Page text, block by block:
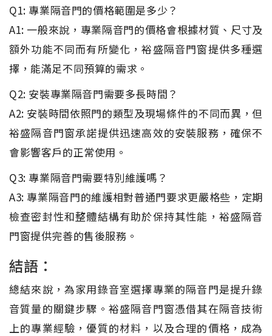
Q1: 專業隔音門的價格範圍是多少？
A1: 一般來說，專業隔音門的價格會根據材質、尺寸及
額外功能不同而有所變化，裕盛隔音門窗提供多種選
擇，能滿足不同預算的需求。
Q2: 安裝專業隔音門需要多長時間？
A2: 安裝時間依照門的類型及現場條件的不同而異，但
裕盛隔音門窗承諾提供迅速高效的安裝服務，確保不
會影響客戶的正常使用。
Q3: 專業隔音門需要特別維護嗎？
A3: 專業隔音門的維護相對普通門要求更嚴格些，定期
檢查密封性和整體結構有助於保持其性能，裕盛隔音
門窗提供完善的售後服務。
結語：
總結來說，為家用錄音室選擇專業的隔音門是提升錄
音質量的關鍵步驟。裕盛隔音門窗憑借其在隔音技術
上的專業經驗，優質的材料，以及合理的價格，成為